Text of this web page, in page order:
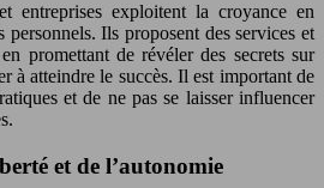
entreprises exploitent la croyance en
personnels. Ils proposent des services et
promettant de révéler des secrets sur
à atteindre le succès. Il est important de
et de ne pas se laisser influencer
et de l’autonomie